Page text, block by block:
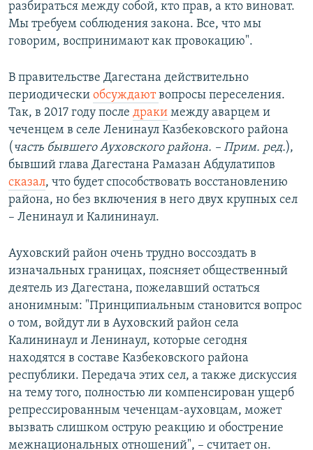
разбираться между собой, кто прав, а кто виноват.
Мы требуем соблюдения закона. Все, что мы
говорим, воспринимают как провокацию".
В правительстве Дагестана действительно
периодически обсуждаютвопросы переселения.
Так, в 2017 году после драки между аварцем и
чеченцем в селе Ленинаул Казбековского района
( часть бывшего Ауховского района. – Прим. ред.),
бывший глава Дагестана Рамазан Абдулатипов
сказал, что будет способствовать восстановлению
района, но без включения в него двух крупных сел
– Ленинаул и Калининаул.
Ауховский район очень трудно воссоздать в
изначальных границах, поясняет общественный
деятель из Дагестана, пожелавший остаться
анонимным: "Принципиальным становится вопрос
о том, войдут ли в Ауховский район села
Калининаул и Ленинаул, которые сегодня
находятся в составе Казбековского района
республики. Передача этих сел, а также дискуссия
на тему того, полностью ли компенсирован ущерб
репрессированным чеченцам-ауховцам, может
вызвать слишком острую реакцию и обострение
межнациональных отношений", – считает он.